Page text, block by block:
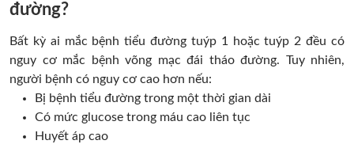
đường?
Bất kỳ ai mắc bệnh tiểu đường tuýp 1 hoặc tuýp 2 đều có
nguy cơ mắc bệnh võng mạc đái tháo đường. Tuy nhiên,
người bệnh có nguy cơ cao hơn nếu:
Bị bệnh tiểu đường trong một thời gian dài
Có mức glucose trong máu cao liên tục
Huyết áp cao